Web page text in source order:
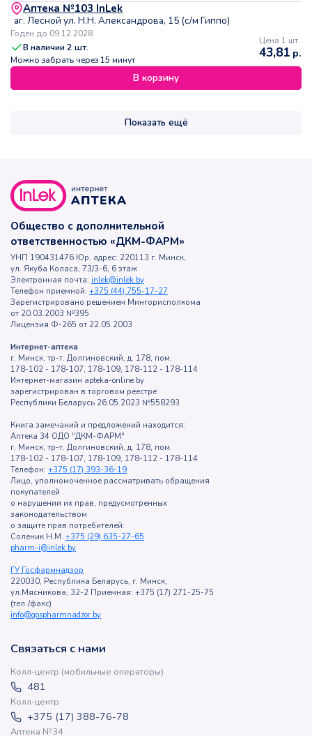
Аптека №103 InLek
аг. Лесной ул. Н.Н. Александрова, 15 (с/м Гиппо)
Годен до 09.12.2028
В наличии2 шт.
Можно забрать через 15 минут
Цена 1 шт.
43,81 р.
В корзину
Показать ещё
Общество с дополнительной
ответственностью «ДКМ-ФАРМ»
УНП 190431476 Юр. адрес: 220113 г. Минск,
ул. Якуба Коласа, 73/3-6, 6 этаж
Электронная почта: inlek@inlek.by
Телефон приемной: +375 (44) 755-17-27
Зарегистрировано решением Мингорисполкома
от 20.03.2003 №395
Лицензия Ф-265 от 22.05.2003
Интернет-аптека
г. Минск, тр-т. Долгиновский, д. 178, пом.
178-102 - 178-107, 178-109, 178-112 - 178-114
Интернет-магазин apteka-online.by
зарегистрирован в торговом реестре
Республики Беларусь 26.05.2023 №558293
Книга замечаний и предложений находится:
Аптека 34 ОДО "ДКМ-ФАРМ"
г. Минск, тр-т. Долгиновский, д. 178, пом.
178-102 - 178-107, 178-109, 178-112 - 178-114
Телефон: +375 (17) 393-36-19
Лицо, уполномоченное рассматривать обращения
покупателей
о нарушении их прав, предусмотренных
законодательством
о защите прав потребителей:
Соленик Н.М. +375 (29) 635-27-65
pharm-i@inlek.by
ГУ Госфармнадзор
220030, Республика Беларусь, г. Минск,
ул.Мясникова, 32-2 Приемная: +375 (17) 271-25-75
(тел./факс)
info@gospharmnadzor.by
Связаться с нами
Колл-центр (мобильные операторы)
481
Колл-центр
+375 (17) 388-76-78
Аптека №34